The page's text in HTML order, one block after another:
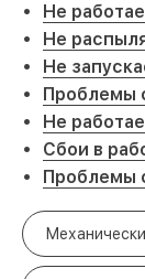
Не
Не
Не
Проблемы
Не
Сбои в
Проблемы